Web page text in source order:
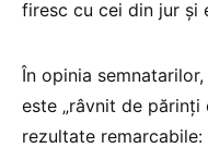
firesc cu cei din jur și
În opinia
este „râvnit de părinți
rezultate